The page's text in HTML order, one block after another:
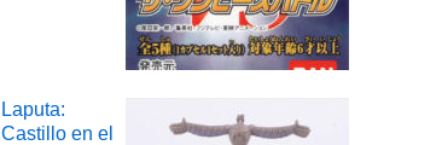
Laputa:
Castillo en el